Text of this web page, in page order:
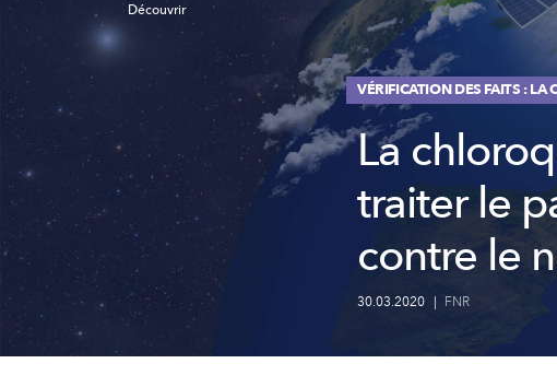
Découvrir
VÉRIFICATION DES FAITS :
La
traiter le
contre le
30.03.2020 | FNR